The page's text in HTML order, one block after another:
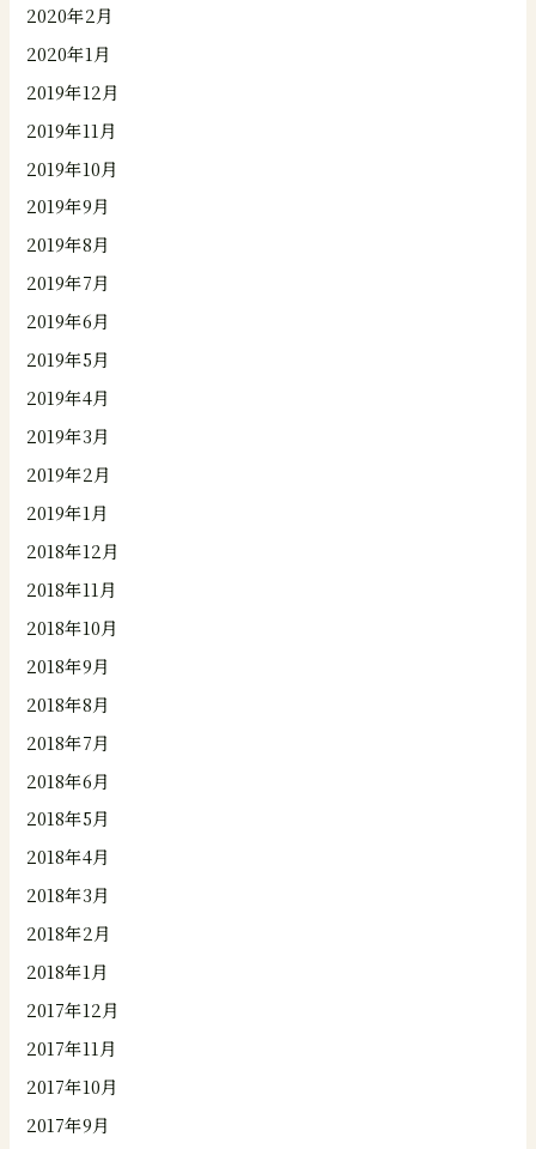
2020年2月
2020年1月
2019年12月
2019年11月
2019年10月
2019年9月
2019年8月
2019年7月
2019年6月
2019年5月
2019年4月
2019年3月
2019年2月
2019年1月
2018年12月
2018年11月
2018年10月
2018年9月
2018年8月
2018年7月
2018年6月
2018年5月
2018年4月
2018年3月
2018年2月
2018年1月
2017年12月
2017年11月
2017年10月
2017年9月